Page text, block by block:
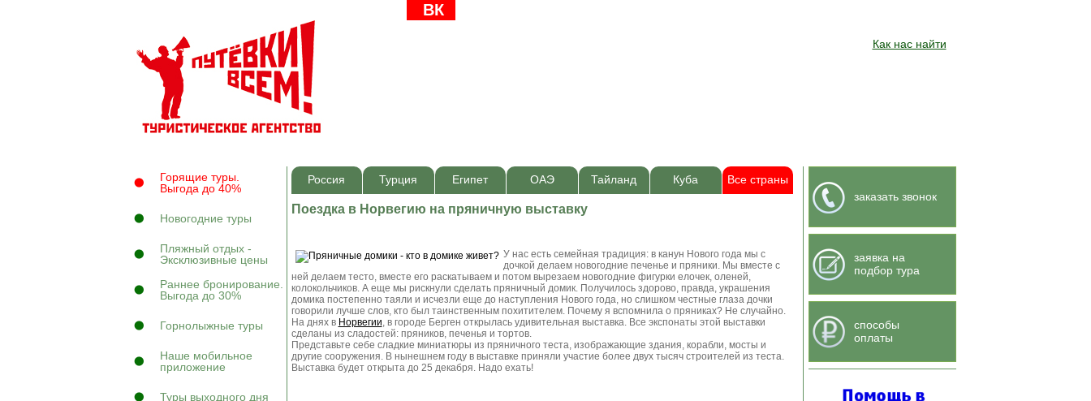
Как нас найти
Горящие туры.
Выгода до 40%
Новогодние туры
Пляжный отдых -
Эксклюзивные цены
Раннее бронирование.
Выгода до 30%
Горнолыжные туры
Наше мобильное
приложение
Туры выходного дня
Россия Турция Египет ОАЭ Тайланд Куба Все страны
Поездка в Норвегию на пряничную выставку
У нас есть семейная традиция: в канун Нового года мы с
дочкой делаем новогодние печенье и пряники. Мы вместе с
ней делаем тесто, вместе его раскатываем и потом вырезаем новогодние фигурки елочек, оленей,
колокольчиков. А еще мы рискнули сделать пряничный домик. Получилось здорово, правда, украшения
домика постепенно таяли и исчезли еще до наступления Нового года, но слишком честные глаза дочки
говорили лучше слов, кто был таинственным похитителем. Почему я вспомнила о пряниках? Не случайно.
На днях в Норвегии, в городе Берген открылась удивительная выставка. Все экспонаты этой выставки
сделаны из сладостей: пряников, печенья и тортов.
Представьте себе сладкие миниатюры из пряничного теста, изображающие здания, корабли, мосты и
другие сооружения. В нынешнем году в выставке приняли участие более двух тысяч строителей из теста.
Выставка будет открыта до 25 декабря. Надо ехать!
заказать звонок
заявка на
подбор тура
способы
оплаты
ВК